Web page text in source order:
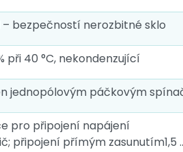
bezpečností nerozbitné sklo
při 40 °C, nekondenzující
jednopólovým páčkovým
pro připojení napájení
připojení přímým zasunutím1,5